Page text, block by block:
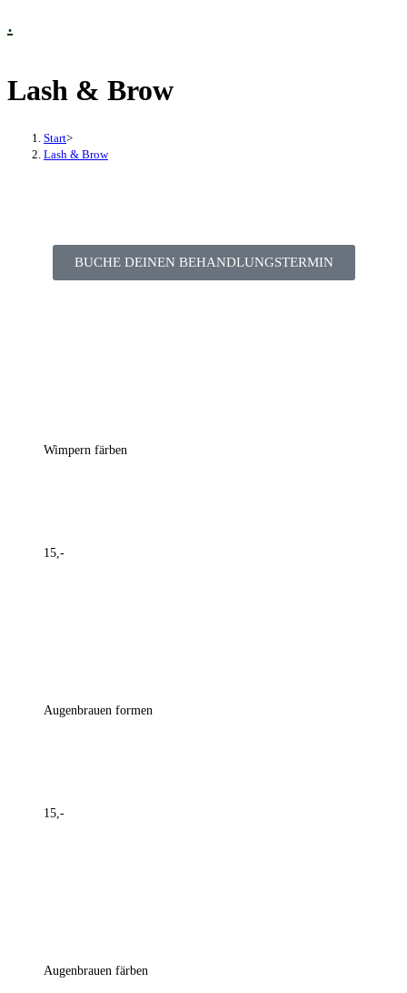
.
Lash & Brow
Start>
Lash & Brow
BUCHE DEINEN BEHANDLUNGSTERMIN
Wimpern färben
15,-
Augenbrauen formen
15,-
Augenbrauen färben